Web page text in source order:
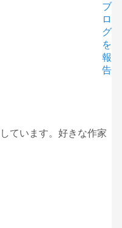
ブ
ロ
グ
を
報
告
ています。好きな作家